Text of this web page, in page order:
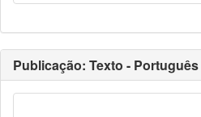
Publicação: Texto - Português